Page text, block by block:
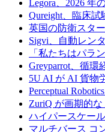
Legora、2026 年
Qureight、臨床
英国の防衛スタ
Sigvi、自動レン
「私たちはパラ
Greyparrot、循
5U AI が AI 貨物
Perceptual
ZuriQ が画期的
ハイパースケー
マルチバース コ